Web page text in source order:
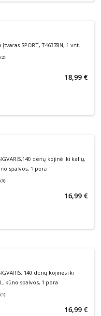
įtvaras SPORT, T46378N, 1 vnt.
(2) 5.00
18,99 €
denų kojinė iki kelių,
spalvos, 1 pora
(0) 0.00
16,99 €
140 denų kojinės iki
kūno spalvos, 1 pora
(1) 5.00
16,99 €